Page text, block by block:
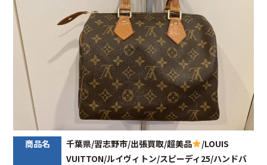
商品名 千葉県/習志野市/出張買取/超美品
/LOUIS
VUITTON/ルイヴィトン/スピーディ25/ハンドバ